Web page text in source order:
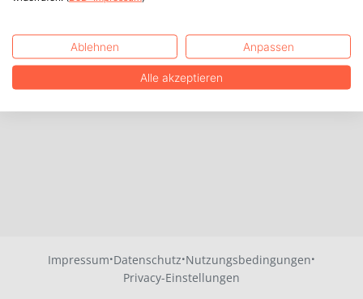
Impressum·Datenschutz·Nutzungsbedingungen·
Privacy-Einstellungen
Ablehnen Anpassen
Alle akzeptieren